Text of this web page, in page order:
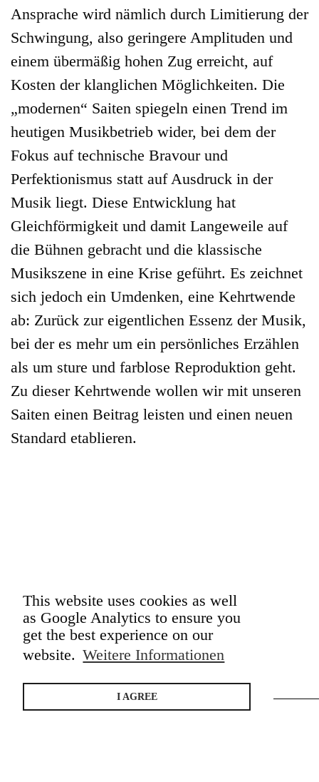
This website uses cookies as well
as Google Analytics to ensure you
get the best experience on our
website. Weitere Informationen
I AGREE
Ansprache wird nämlich durch Limitierung der
Schwingung, also geringere Amplituden und
einem übermäßig hohen Zug erreicht, auf
Kosten der klanglichen Möglichkeiten. Die
„modernen“ Saiten spiegeln einen Trend im
heutigen Musikbetrieb wider, bei dem der
Fokus auf technische Bravour und
Perfektionismus statt auf Ausdruck in der
Musik liegt. Diese Entwicklung hat
Gleichförmigkeit und damit Langeweile auf
die Bühnen gebracht und die klassische
Musikszene in eine Krise geführt. Es zeichnet
sich jedoch ein Umdenken, eine Kehrtwende
ab: Zurück zur eigentlichen Essenz der Musik,
bei der es mehr um ein persönliches Erzählen
als um sture und farblose Reproduktion geht.
Zu dieser Kehrtwende wollen wir mit unseren
Saiten einen Beitrag leisten und einen neuen
Standard etablieren.
TEMPERA